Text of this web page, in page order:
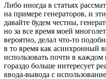
Либо иногда в статьях
на примере генераторов, и
давайте будем честны,
но за все время моей
вероятно, делал что‑то
в то время как асинхронный
использовать почти в
гораздо больше интересует
ввода‑вывода с